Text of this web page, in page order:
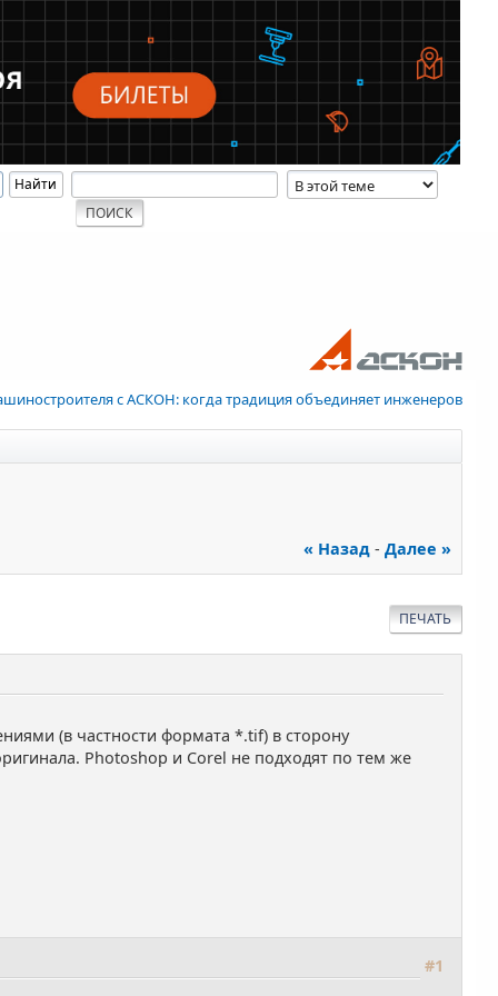
с АСКОН: когда традиция объединяет инженеров
« Назад- Далее »
ПЕЧАТЬ
(в частности формата *.tif) в сторону
Photoshop и Corel не подходят по тем же
#1